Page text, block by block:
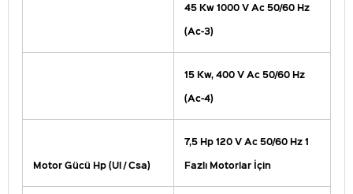
45 Kw 1000 V Ac 50/60 Hz
(Ac-3)
15 Kw, 400 V Ac 50/60 Hz
(Ac-4)
Motor Gücü Hp (Ul / Csa)
7,5 Hp 120 V Ac 50/60 Hz 1
Fazlı Motorlar İçin